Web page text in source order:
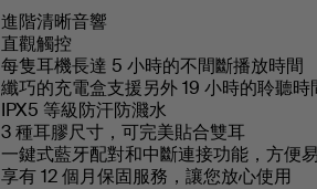
進階清晰音響
直觀觸控
每隻耳機長達 5 小時的不間斷播放時間
纖巧的充電盒支援另外 19 小時的聆聽時
IPX5 等級防汗防濺水
3 種耳膠尺寸，可完美貼合雙耳
一鍵式藍牙配對和中斷連接功能，方便
享有 12 個月保固服務，讓您放心使用